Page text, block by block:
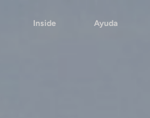
Inside Ayuda